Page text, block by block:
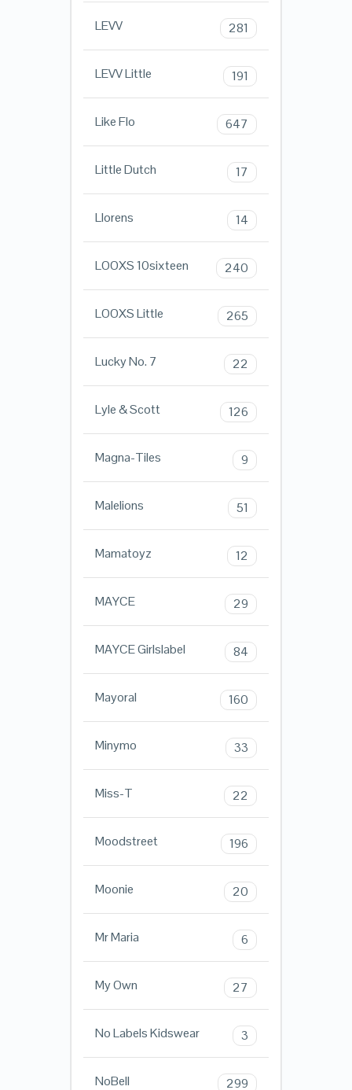
LEVV 281
LEVV Little 191
Like Flo 647
Little Dutch 17
Llorens 14
LOOXS 10sixteen 240
LOOXS Little 265
Lucky No. 7 22
Lyle & Scott 126
Magna-Tiles 9
Malelions 51
Mamatoyz 12
MAYCE 29
MAYCE Girlslabel 84
Mayoral 160
Minymo 33
Miss-T 22
Moodstreet 196
Moonie 20
Mr Maria 6
My Own 27
No Labels Kidswear 3
NoBell 299